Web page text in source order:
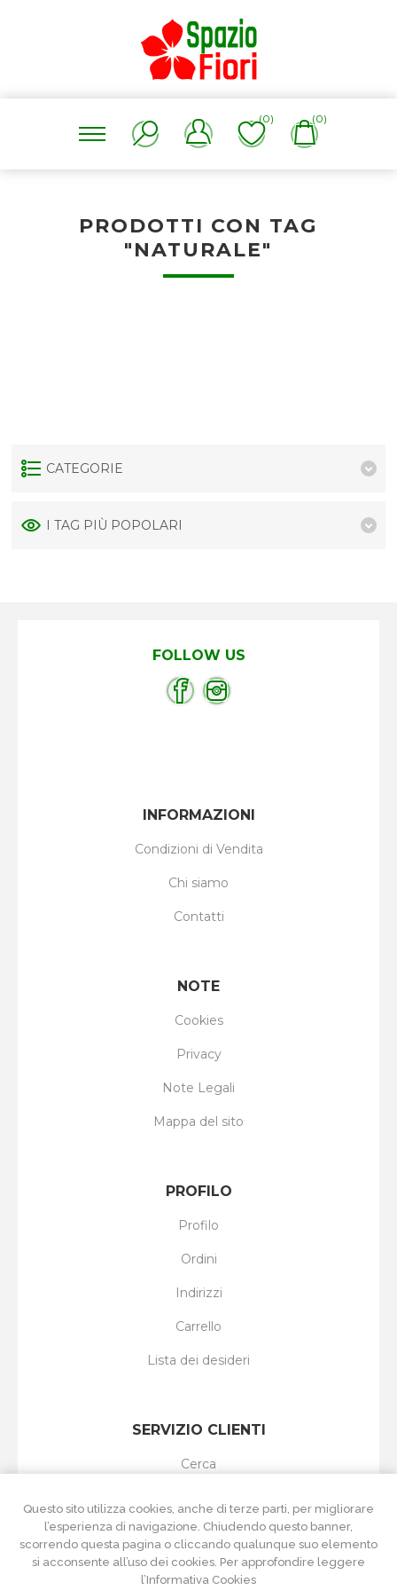
(0) (0)
PRODOTTI CON TAG
"NATURALE"
CATEGORIE
I TAG PIÙ POPOLARI
FOLLOW US
INFORMAZIONI
Condizioni di Vendita
Chi siamo
Contatti
NOTE
Cookies
Privacy
Note Legali
Mappa del sito
PROFILO
Profilo
Ordini
Indirizzi
Carrello
Lista dei desideri
SERVIZIO CLIENTI
Cerca
Ultimi prodotti visti
Confronta i prodotti
Questo sito utilizza cookies, anche di terze parti, per migliorare
l’esperienza di navigazione. Chiudendo questo banner,
scorrendo questa pagina o cliccando qualunque suo elemento
si acconsente all’uso dei cookies. Per approfondire leggere
l’Informativa Cookies